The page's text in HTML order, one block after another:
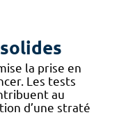
la prise en
Les tests
au
d’une straté